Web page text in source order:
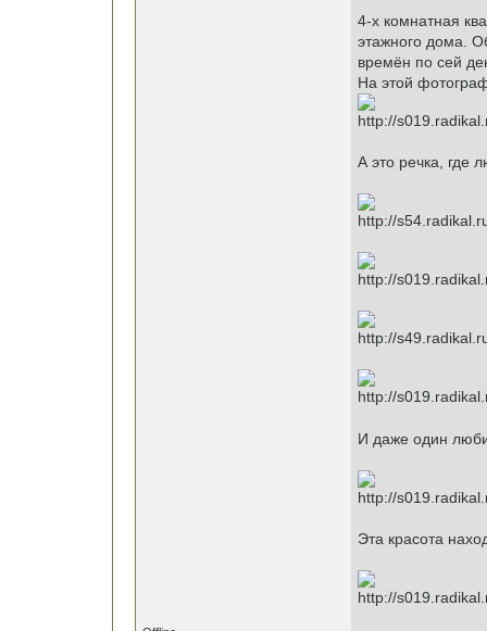
4-х комнатная
этажного дома.
времён по сей
На этой
А это речка, где
И даже один
Эта красота